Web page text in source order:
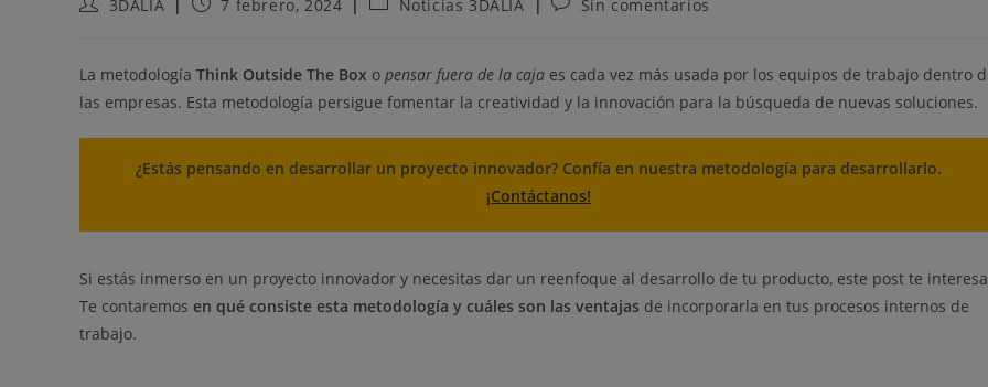
3DALIA 7 febrero, 2024 Noticias 3DALIA Sin comentarios
La metodología Think Outside The Box o pensar fuera de la caja es cada vez más usada por los equipos de trabajo dentro
las empresas. Esta metodología persigue fomentar la creatividad y la innovación para la búsqueda de nuevas soluciones.
¿Estás pensando en desarrollar un proyecto innovador? Confía en nuestra metodología para desarrollarlo.
¡Contáctanos!
Si estás inmerso en un proyecto innovador y necesitas dar un reenfoque al desarrollo de tu producto, este post te
Te contaremos en qué consiste esta metodología y cuáles son las ventajas de incorporarla en tus procesos internos de
trabajo.